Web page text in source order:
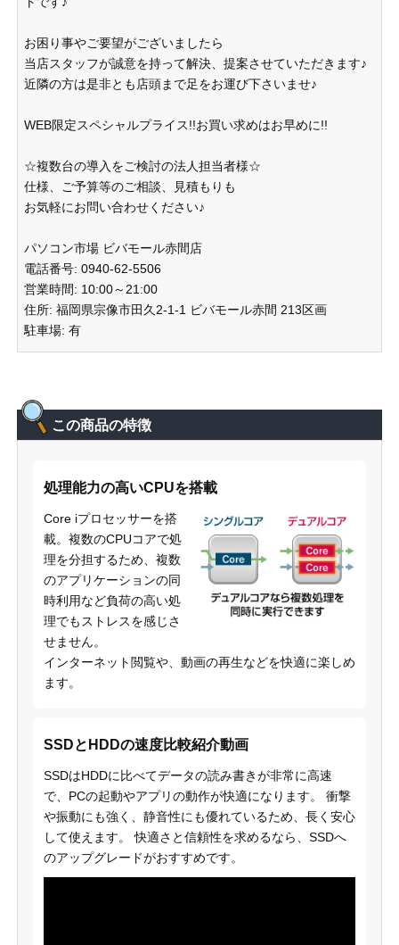
お困り事やご要望がございましたら
当店スタッフが誠意を持って解決、提案させていただきます♪
近隣の方は是非とも店頭まで足をお運び下さいませ♪
WEB限定スペシャルプライス!!お買い求めはお早めに!!
☆複数台の導入をご検討の法人担当者様☆
仕様、ご予算等のご相談、見積もりも
お気軽にお問い合わせください♪
パソコン市場 ビバモール赤間店
電話番号: 0940-62-5506
営業時間: 10:00～21:00
住所: 福岡県宗像市田久2-1-1 ビバモール赤間 213区画
駐車場: 有
この商品の特徴
処理能力の高いCPUを搭載
Core iプロセッサーを搭
載。複数のCPUコアで処
理を分担するため、複数
のアプリケーションの同
時利用など負荷の高い処
理でもストレスを感じさ
せません。
インターネット閲覧や、動画の再生などを快適に楽しめ
ます。
SSDとHDDの速度比較紹介動画
SSDはHDDに比べてデータの読み書きが非常に高速
で、PCの起動やアプリの動作が快適になります。 衝撃
や振動にも強く、静音性にも優れているため、長く安心
して使えます。 快適さと信頼性を求めるなら、SSDへ
のアップグレードがおすすめです。